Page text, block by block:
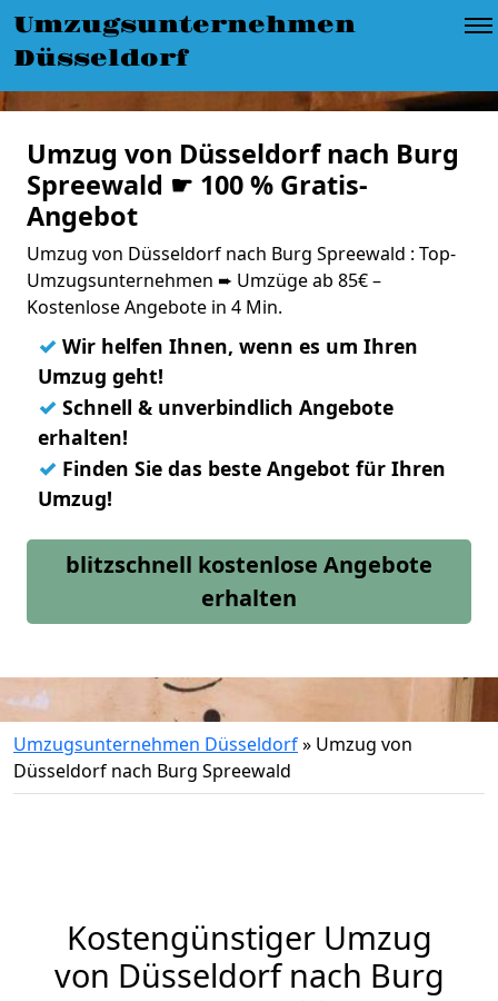
Umzugsunternehmen
Düsseldorf
Umzug von Düsseldorf nach Burg
Spreewald ☛ 100 % Gratis-
Angebot
Umzug von Düsseldorf nach Burg Spreewald : Top-
Umzugsunternehmen ➨ Umzüge ab 85€ –
Kostenlose Angebote in 4 Min.
✓ Wir helfen Ihnen, wenn es um Ihren
Umzug geht!
✓ Schnell & unverbindlich Angebote
erhalten!
✓ Finden Sie das beste Angebot für Ihren
Umzug!
blitzschnell kostenlose Angebote
erhalten
Umzugsunternehmen Düsseldorf» Umzug von
Düsseldorf nach Burg Spreewald
Kostengünstiger Umzug
von Düsseldorf nach Burg